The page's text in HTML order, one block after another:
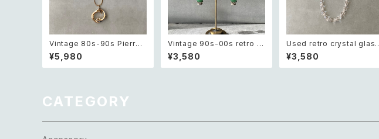
Vintage 80s-90s Pierre
cardin crystal bijou bicol
or geometric necklace レ
トロ ヴィンテージ アクセサリ
メトリック ネックレス
¥5,980
Vintage 90s-00s retro gr
een aventurine pierce レ
トロ ヴィンテージ アクセサリ
ー 天然石 グリーンアベンチュ
¥3,580
Used retro crystal glass
beads necklace レトロ ユ
ーズド アクセサリー クリスタ
ル ガラス ビーズ ネックレス
¥3,580
CATEGORY